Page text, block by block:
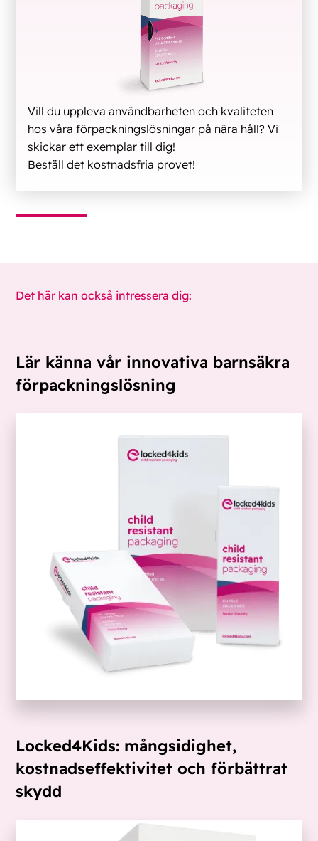
Vill du uppleva användbarheten och kvaliteten
hos våra förpackningslösningar på nära håll? Vi
skickar ett exemplar till dig!
Beställ det kostnadsfria provet!
Det här kan också intressera dig:
Lär känna vår innovativa barnsäkra
förpackningslösning
Locked4Kids: mångsidighet,
kostnadseffektivitet och förbättrat
skydd